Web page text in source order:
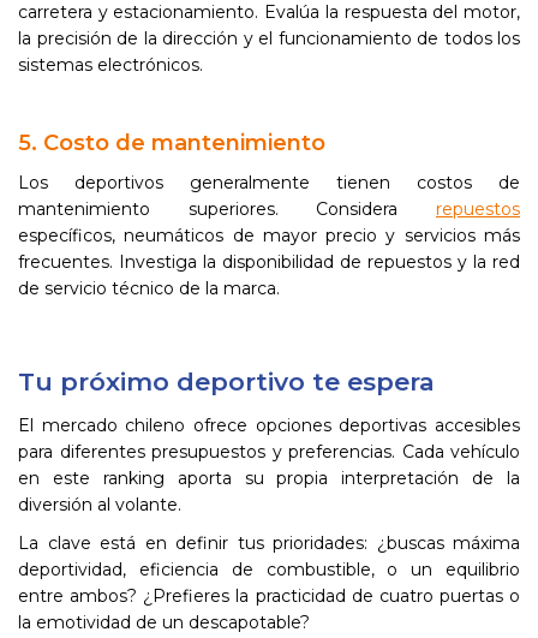
carretera y estacionamiento. Evalúa la respuesta del motor,
la precisión de la dirección y el funcionamiento de todos los
sistemas electrónicos.
5. Costo de mantenimiento
Los deportivos generalmente tienen costos de
mantenimiento superiores. Considera repuestos
específicos, neumáticos de mayor precio y servicios más
frecuentes. Investiga la disponibilidad de repuestos y la red
de servicio técnico de la marca.
Tu próximo deportivo te espera
El mercado chileno ofrece opciones deportivas accesibles
para diferentes presupuestos y preferencias. Cada vehículo
en este ranking aporta su propia interpretación de la
diversión al volante.
La clave está en definir tus prioridades: ¿buscas máxima
deportividad, eficiencia de combustible, o un equilibrio
entre ambos? ¿Prefieres la practicidad de cuatro puertas o
la emotividad de un descapotable?